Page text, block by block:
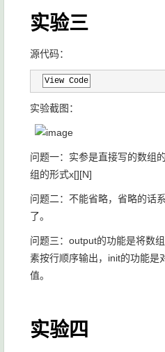
实验三
源代码：
View Code
实验截图：
问题一：实参是直接写的数组
组的形式x[][N]
问题二：不能省略，省略的话
了。
问题三：output的功能是将数
素按行顺序输出，init的功能是
值。
实验四